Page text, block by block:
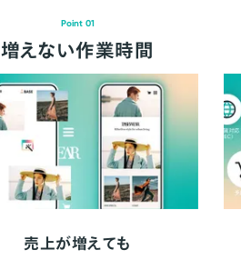
Point 01
増えない作業時間
売上が増えても